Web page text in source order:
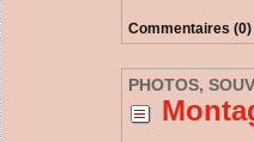
Commentaires (0)
PHOTOS,